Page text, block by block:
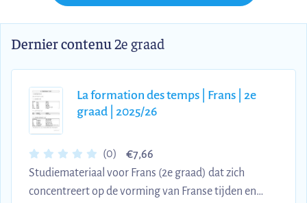
Dernier contenu 2e graad
La formation des temps | Frans | 2e
graad | 2025/26
(0) €7,66
Studiemateriaal voor Frans (2e graad) dat zich
concentreert op de vorming van Franse tijden en